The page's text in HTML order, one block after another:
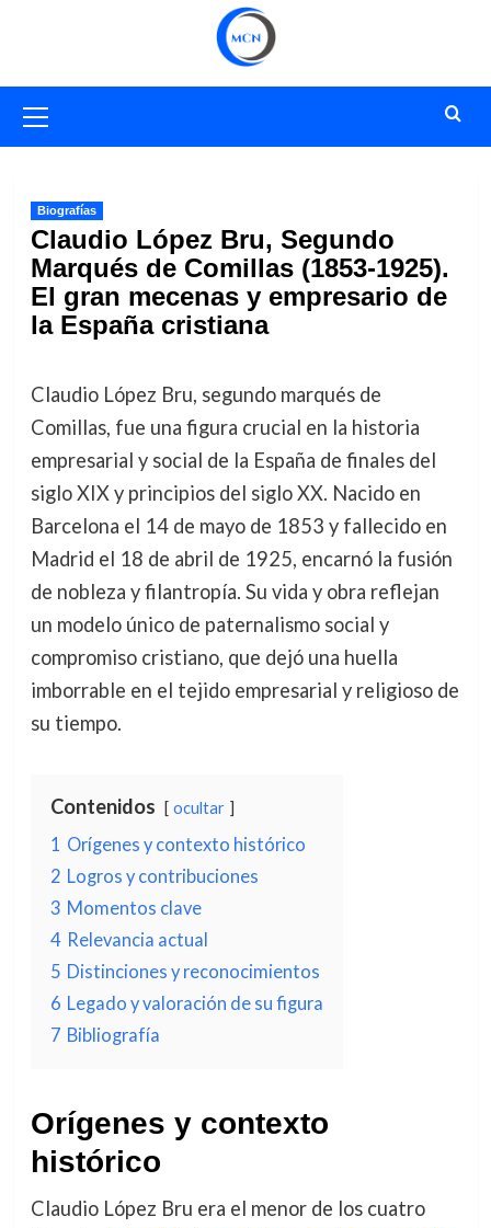
primario
Biografías
Claudio López Bru, Segundo
Marqués de Comillas (1853-1925).
El gran mecenas y empresario de
la España cristiana
Claudio López Bru, segundo marqués de
Comillas, fue una figura crucial en la historia
empresarial y social de la España de finales del
siglo XIX y principios del siglo XX. Nacido en
Barcelona el 14 de mayo de 1853 y fallecido en
Madrid el 18 de abril de 1925, encarnó la fusión
de nobleza y filantropía. Su vida y obra reflejan
un modelo único de paternalismo social y
compromiso cristiano, que dejó una huella
imborrable en el tejido empresarial y religioso de
su tiempo.
Contenidos ocultar
1 Orígenes y contexto histórico
2 Logros y contribuciones
3 Momentos clave
4 Relevancia actual
5 Distinciones y reconocimientos
6 Legado y valoración de su figura
7 Bibliografía
Orígenes y contexto
histórico
Claudio López Bru era el menor de los cuatro